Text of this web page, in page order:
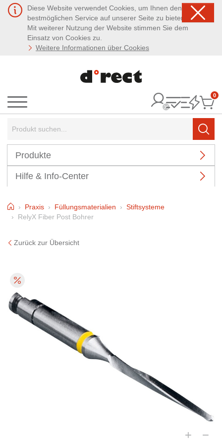
Diese Website verwendet Cookies, um Ihnen den
bestmöglichen Service auf unserer Seite zu bieten.
Mit weiterer Nutzung der Website stimmen Sie dem
Einsatz von Cookies zu.
Weitere Informationen über Cookies
Menü
0
Produkte
Hilfe & Info-Center
HomePraxis Füllungsmaterialien
Stiftsysteme
RelyX Fiber Post Bohrer
Zurück zur Übersicht